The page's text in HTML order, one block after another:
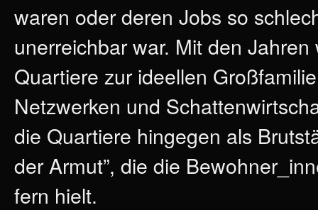
waren oder deren Jobs so
unerreichbar war. Mit den
Quartiere zur ideellen
Netzwerken und
die Quartiere hingegen als
der Armut”, die die
fern hielt.